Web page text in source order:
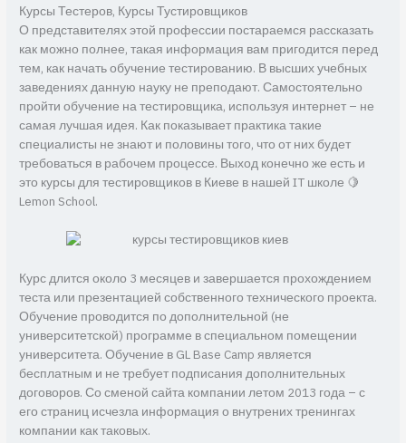
Курсы Тестеров, Курсы Тустировщиков
О представителях этой профессии постараемся рассказать
как можно полнее, такая информация вам пригодится перед
тем, как начать обучение тестированию. В высших учебных
заведениях данную науку не преподают. Самостоятельно
пройти обучение на тестировщика, используя интернет – не
самая лучшая идея. Как показывает практика такие
специалисты не знают и половины того, что от них будет
требоваться в рабочем процессе. Выход конечно же есть и
это курсы для тестировщиков в Киеве в нашей IT школе 🍋
Lemon School.
Курс длится около 3 месяцев и завершается прохождением
теста или презентацией собственного технического проекта.
Обучение проводится по дополнительной (не
университетской) программе в специальном помещении
университета. Обучение в GL Base Camp является
бесплатным и не требует подписания дополнительных
договоров. Со сменой сайта компании летом 2013 года – с
его страниц исчезла информация о внутрених тренингах
компании как таковых.